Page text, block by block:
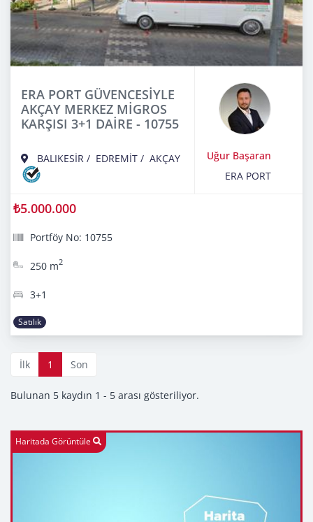
ERA PORT GÜVENCESİYLE
AKÇAY MERKEZ MİGROS
KARŞISI 3+1 DAİRE - 10755
BALIKESİR / EDREMİT / AKÇAY
Uğur Başaran
ERA PORT
₺5.000.000
Portföy No: 10755
250 m2
3+1
Satılık
İlk 1 Son
Bulunan 5 kaydın 1 - 5 arası gösteriliyor.
Haritada Görüntüle